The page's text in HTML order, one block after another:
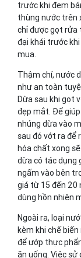
trước khi đem
thùng nước trên
chỉ được gọt rửa
đại khái trước
mua.
Thậm chí, nước
như an toàn
Dừa sau khi gọt
đẹp mắt. Để
nhúng dừa vào
sau đó vớt ra để
hóa chất xong
dừa có tác dụng
ngấm vào bên
giá từ 15 đến 20
dùng hồn nhiên
Ngoài ra, loại
kèm khi chế
để ướp thực
ăn uống. Việc sử